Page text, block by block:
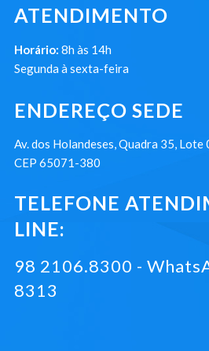
ATENDIMENTO
Horário: 8h às 14h
Segunda à sexta-feira
ENDEREÇO SEDE
Av. dos Holandeses, Quadra 35, Lote
CEP 65071-380
TELEFONE
LINE:
98 2106.8300 -
8313